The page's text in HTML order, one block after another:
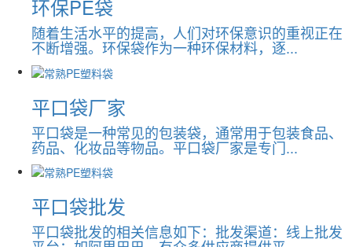
环保PE袋
随着生活水平的提高，人们对环保意识的重视正在
不断增强。环保袋作为一种环保材料，逐...
平口袋厂家
平口袋是一种常见的包装袋，通常用于包装食品、
药品、化妆品等物品。平口袋厂家是专门...
平口袋批发
平口袋批发的相关信息如下：批发渠道：线上批发